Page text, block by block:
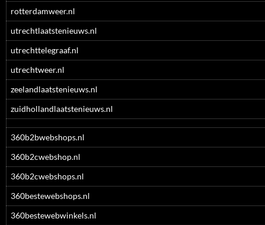
rotterdamweer.nl
utrechtlaatstenieuws.nl
utrechttelegraaf.nl
utrechtweer.nl
zeelandlaatstenieuws.nl
zuidhollandlaatstenieuws.nl
360b2bwebshops.nl
360b2cwebshop.nl
360b2cwebshops.nl
360bestewebshops.nl
360bestewebwinkels.nl